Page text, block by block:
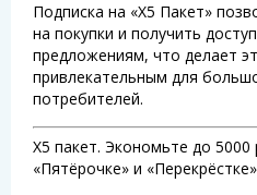
Подписка на «Х5 Пакет»
на покупки и получить
предложениям, что делает
привлекательным для
потребителей.
Х5 пакет. Экономьте до 5000
«Пятёрочке» и «Перекрёстке»